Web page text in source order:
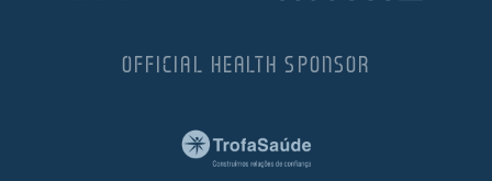
OFFICIAL HEALTH SPONSOR